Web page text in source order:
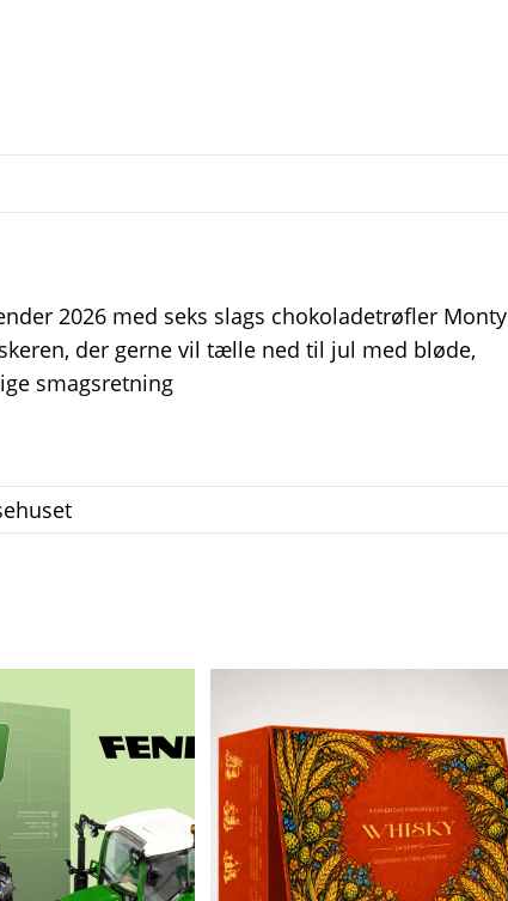
2026 med seks slags chokoladetrøfler Monty
der gerne vil tælle ned til jul med bløde,
smagsretning